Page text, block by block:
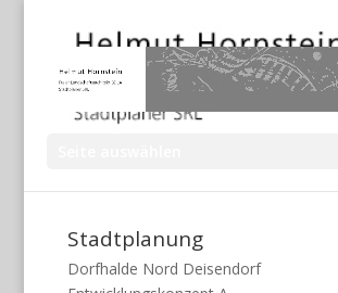
Stadtplanung
Dorfhalde Nord Deisendorf